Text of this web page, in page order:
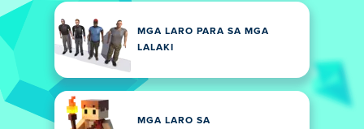
MGA LARO PARA SA MGA
LALAKI
MGA LARO SA